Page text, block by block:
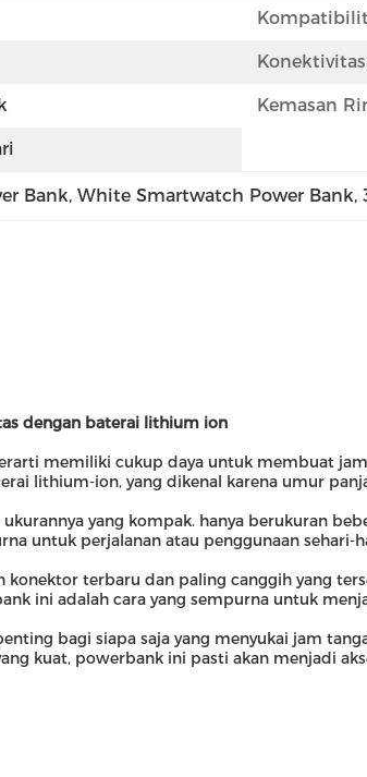
Kemasan
Bank, White Smartwatch Power Bank,
dengan baterai lithium ion
memiliki cukup daya untuk membuat
lithium-ion, yang dikenal karena umur
yang kompak. hanya berukuran
untuk perjalanan atau penggunaan sehari-
terbaru dan paling canggih yang
ini adalah cara yang sempurna untuk
bagi siapa saja yang menyukai jam
kuat, powerbank ini pasti akan menjadi